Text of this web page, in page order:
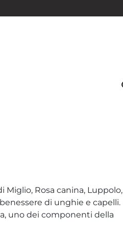
Miglio, Rosa canina, Luppolo,
di unghie e capelli.
uno dei componenti della